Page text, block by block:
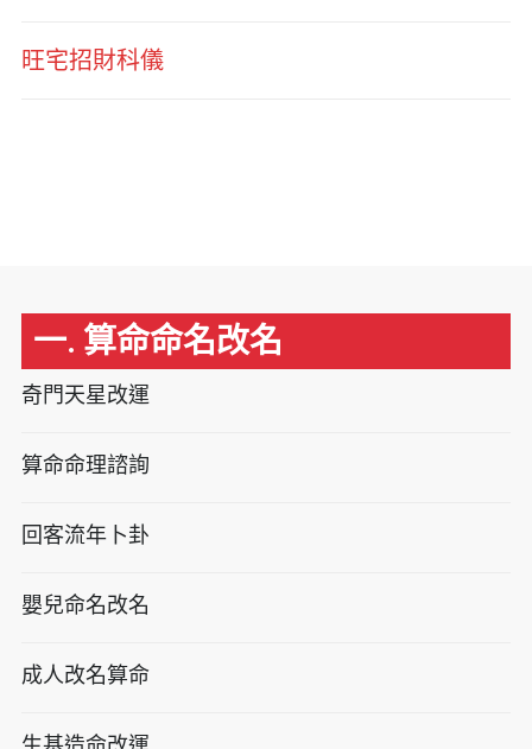
旺宅招財科儀
一. 算命命名改名
奇門天星改運
算命命理諮詢
回客流年卜卦
嬰兒命名改名
成人改名算命